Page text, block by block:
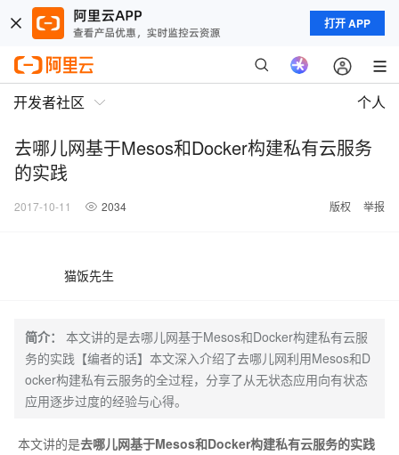
打开 APP
开发者社区 个人
去哪儿网基于Mesos和Docker构建私有云服务
的实践
2017-10-11 2034 版权 举报
猫饭先生
简介：
本文讲的是去哪儿网基于Mesos和Docker构建私有云服
务的实践【编者的话】本文深入介绍了去哪儿网利用Mesos和D
ocker构建私有云服务的全过程，分享了从无状态应用向有状态
应用逐步过度的经验与心得。
本文讲的是去哪儿网基于Mesos和Docker构建私有云服务的实践